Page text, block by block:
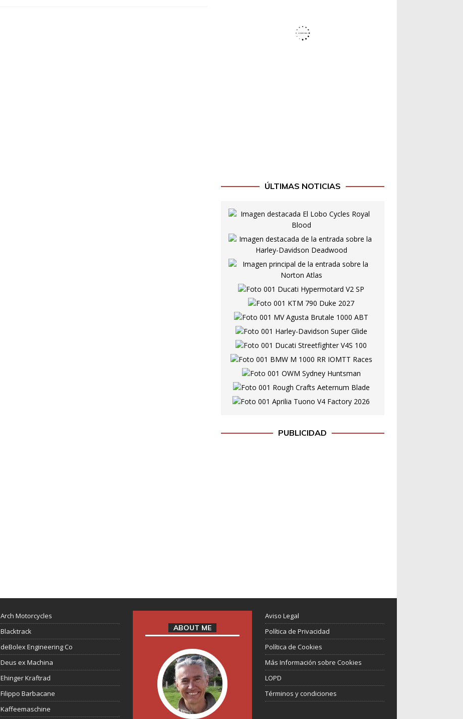
ÚLTIMAS NOTICIAS
PUBLICIDAD
Arch Motorcycles
Blacktrack
deBolex Engineering Co
Deus ex Machina
Ehinger Kraftrad
Filippo Barbacane
Kaffeemaschine
ABOUT ME
Aviso Legal
Política de Privacidad
Política de Cookies
Más Información sobre Cookies
LOPD
Términos y condiciones